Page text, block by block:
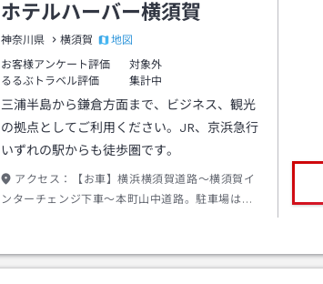
ホテルハーバー横須賀
神奈川県 横須賀
地図
お客様アンケート評価
対象外
るるぶトラベル評価
集計中
三浦半島から鎌倉方面まで、ビジネス、観光
の拠点としてご利用ください。JR、京浜急行
いずれの駅からも徒歩圏です。
アクセス：
【お車】横浜横須賀道路～横須賀イ
ンターチェンジ下車～本町山中道路。駐車場は予